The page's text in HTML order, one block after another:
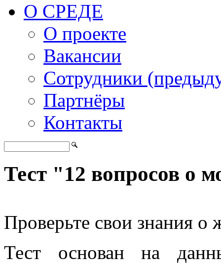
О СРЕДЕ
О проекте
Вакансии
Сотрудники
Партнёры
Контакты
Тест "12 вопросов о
Проверьте свои знания о
Тест основан на